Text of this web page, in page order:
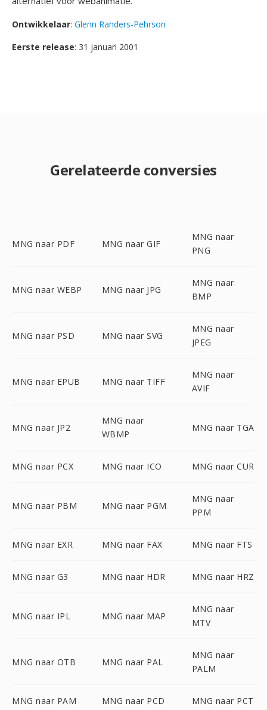
Ontwikkelaar: Glenn Randers-Pehrson
Eerste release: 31 januari 2001
Gerelateerde conversies
MNG naar PDF MNG naar GIF
MNG naar
PNG
MNG naar WEBP MNG naar JPG
MNG naar
BMP
MNG naar PSD MNG naar SVG
MNG naar
JPEG
MNG naar EPUB MNG naar TIFF
MNG naar
AVIF
MNG naar JP2
MNG naar
WBMP
MNG naar TGA
MNG naar PCX MNG naar ICO MNG naar CUR
MNG naar PBM MNG naar PGM
MNG naar
PPM
MNG naar EXR MNG naar FAX MNG naar FTS
MNG naar G3 MNG naar HDR MNG naar HRZ
MNG naar IPL MNG naar MAP
MNG naar
MTV
MNG naar OTB MNG naar PAL
MNG naar
PALM
MNG naar PAM MNG naar PCD MNG naar PCT